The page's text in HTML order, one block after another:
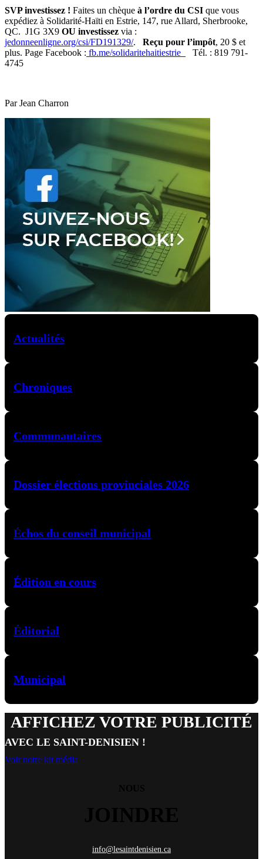
SVP investissez ! Faites un chèque à l’ordre du CSI que vous
expédiez à Solidarité-Haïti en Estrie, 147, rue Allard, Sherbrooke,
QC. J1G 3X9 OU investissez via :
jedonneenligne.org/csi/FD191329/. Reçu pour l’impôt, 20 $ et
plus. Page Facebook : fb.me/solidaritehaitiestrie
Tél. : 819 791-
4745
Par Jean Charron
Actualités
Chroniques
Communautaires
Dossier élections provinciales 2026
Échos du conseil municipal
Édition en cours
Éditorial
Municipal
AFFICHEZ VOTRE PUBLICITÉ
AVEC LE SAINT-DENISIEN !
Voir notre kit média
info@lesaintdenisien.ca